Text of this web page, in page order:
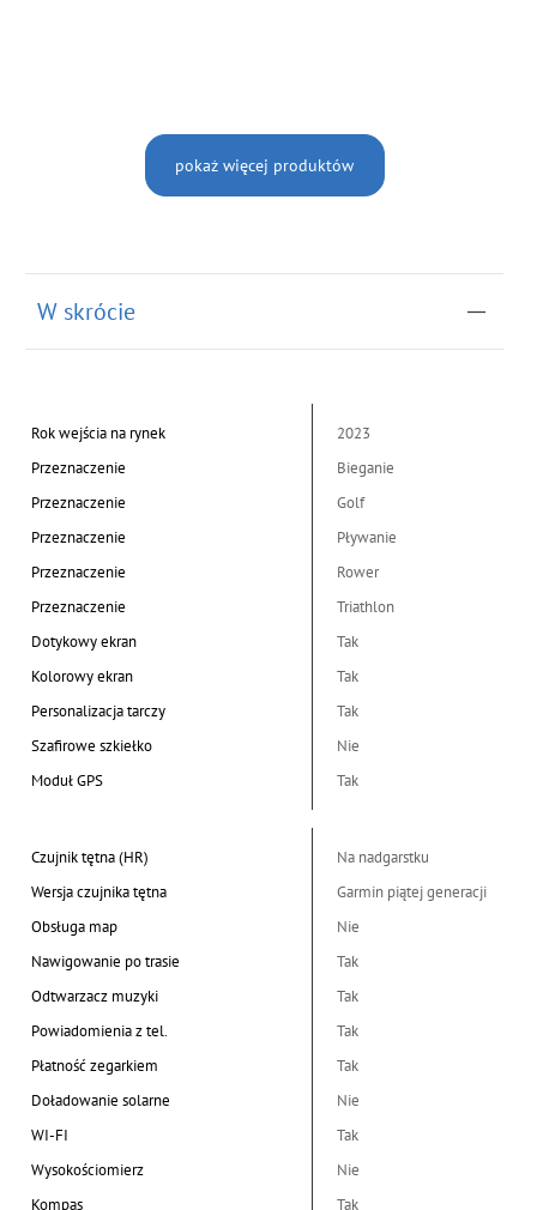
pokaż więcej produktów
W skrócie
Rok wejścia na rynek
2023
Przeznaczenie
Bieganie
Przeznaczenie
Golf
Przeznaczenie
Pływanie
Przeznaczenie
Rower
Przeznaczenie
Triathlon
Dotykowy ekran
Tak
Kolorowy ekran
Tak
Personalizacja tarczy
Tak
Szafirowe szkiełko
Nie
Moduł GPS
Tak
Czujnik tętna (HR)
Na nadgarstku
Wersja czujnika tętna
Garmin piątej generacji
Obsługa map
Nie
Nawigowanie po trasie
Tak
Odtwarzacz muzyki
Tak
Powiadomienia z tel.
Tak
Płatność zegarkiem
Tak
Doładowanie solarne
Nie
WI-FI
Tak
Wysokościomierz
Nie
Kompas
Tak